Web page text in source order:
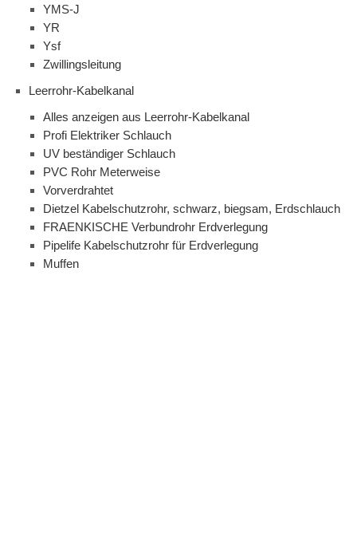
YMS-J
YR
Ysf
Zwillingsleitung
Leerrohr-Kabelkanal
Alles anzeigen aus Leerrohr-Kabelkanal
Profi Elektriker Schlauch
UV beständiger Schlauch
PVC Rohr Meterweise
Vorverdrahtet
Dietzel Kabelschutzrohr, schwarz, biegsam, Erdschlauch
FRAENKISCHE Verbundrohr Erdverlegung
Pipelife Kabelschutzrohr für Erdverlegung
Muffen